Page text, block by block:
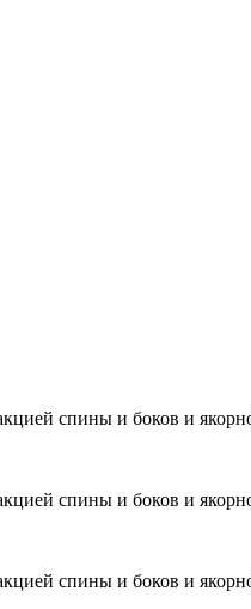
спины и боков и
спины и боков и
спины и боков и